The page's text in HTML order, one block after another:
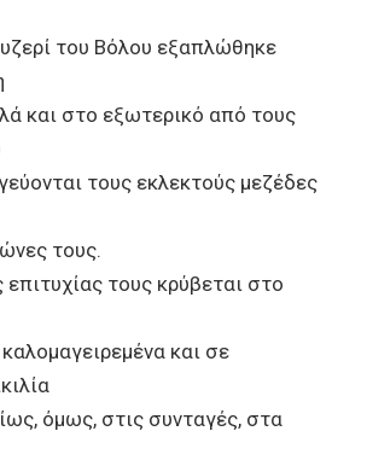
του Βόλου εξαπλώθηκε
και στο εξωτερικό από τους
τους εκλεκτούς μεζέδες
τους.
επιτυχίας τους κρύβεται στο
και σε
όμως, στις συνταγές, στα